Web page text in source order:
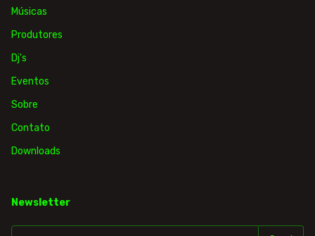
Músicas
Produtores
Dj's
Eventos
Sobre
Contato
Downloads
Newsletter